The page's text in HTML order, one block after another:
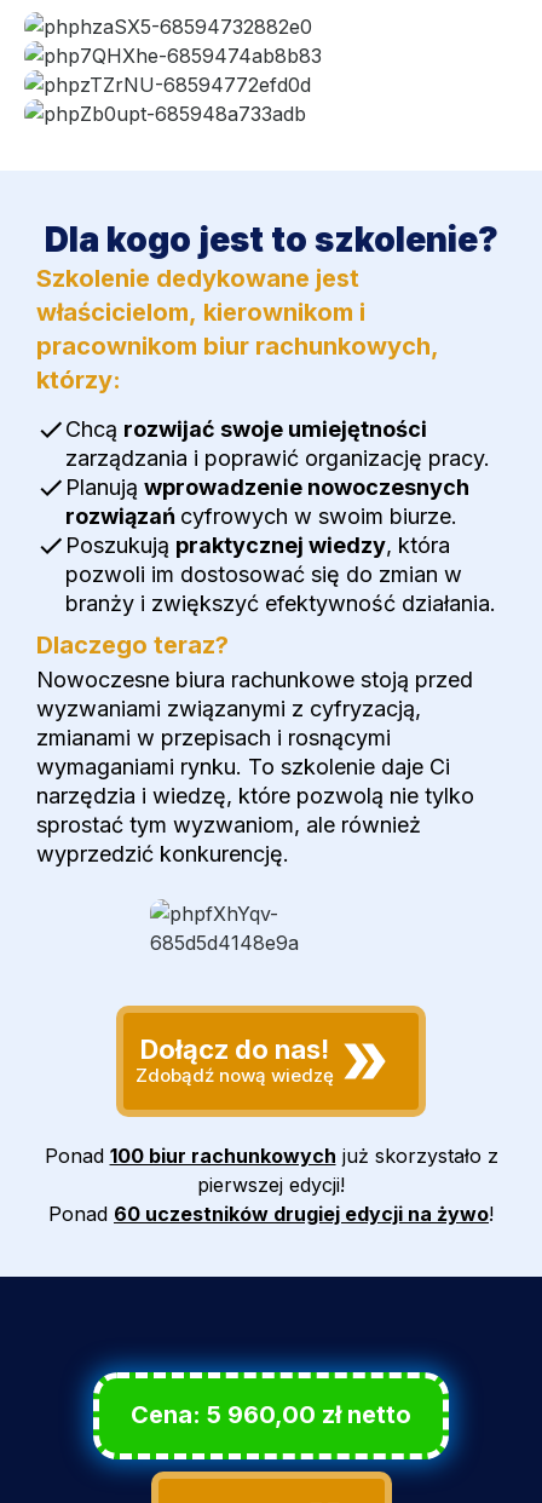
Dla kogo jest to szkolenie?
Szkolenie dedykowane jest
właścicielom, kierownikom i
pracownikom biur rachunkowych,
którzy:
Chcą rozwijać swoje umiejętności
zarządzania i poprawić organizację pracy.
Planują wprowadzenie nowoczesnych
rozwiązań cyfrowych w swoim biurze.
Poszukują praktycznej wiedzy, która
pozwoli im dostosować się do zmian w
branży i zwiększyć efektywność działania.
Dlaczego teraz?
Nowoczesne biura rachunkowe stoją przed
wyzwaniami związanymi z cyfryzacją,
zmianami w przepisach i rosnącymi
wymaganiami rynku. To szkolenie daje Ci
narzędzia i wiedzę, które pozwolą nie tylko
sprostać tym wyzwaniom, ale również
wyprzedzić konkurencję.
Dołącz do nas!
Zdobądź nową wiedzę
Ponad 100 biur rachunkowych już skorzystało z
pierwszej edycji!
Ponad 60 uczestników drugiej edycji na żywo!
Cena: 5 960,00 zł netto